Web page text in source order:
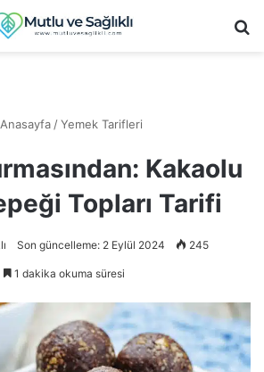
Anasayfa/Yemek Tarifleri
Kakaolu
Topları Tarifi
Son güncelleme: 2 Eylül 2024 245
1 dakika okuma süresi